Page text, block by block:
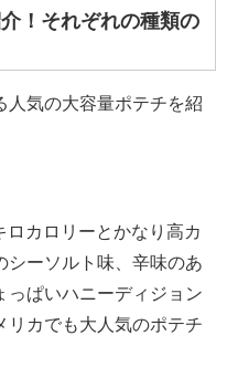
！それぞれの種類の
人気の大容量ポテチを紹
カロリーとかなり高カ
シーソルト味、辛味のあ
っぱいハニーディジョン
リカでも大人気のポテチ